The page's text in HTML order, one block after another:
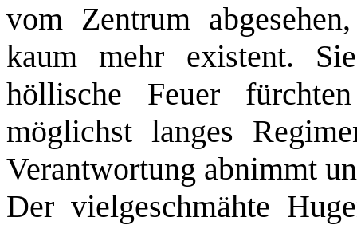
vom Zentrum
kaum mehr existent.
höllische Feuer
möglichst langes
Verantwortung abnimmt
Der vielgeschmähte